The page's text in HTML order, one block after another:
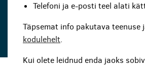
Telefoni ja e-posti teel alati
Täpsemat info pakutava
kodulehelt.
Kui olete leidnud enda jaoks